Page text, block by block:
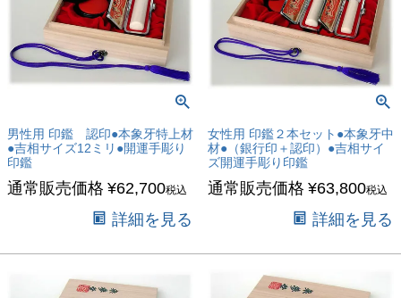
男性用 印鑑 認印●本象牙特上材
●吉相サイズ12ミリ●開運手彫り
印鑑
通常販売価格 ¥62,700税込
詳細を見る
女性用 印鑑２本セット●本象牙中
材●（銀行印＋認印）●吉相サイ
ズ開運手彫り印鑑
通常販売価格 ¥63,800税込
詳細を見る